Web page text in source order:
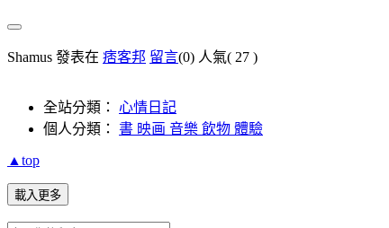
Shamus 發表在 痞客邦 留言(0) 人氣( 27 )
全站分類： 心情日記
個人分類： 書 映画 音樂 飲物 體驗
▲top
載入更多